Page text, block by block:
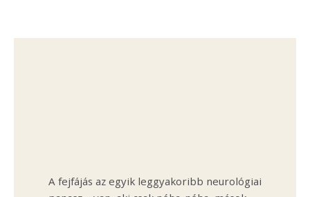
A fejfájás az egyik leggyakoribb neurológiai